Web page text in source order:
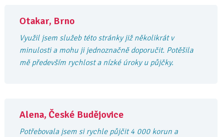
Otakar, Brno
Využil jsem služeb této stránky již několikrát v
minulosti a mohu ji jednoznačně doporučit. Potěšila
mě především rychlost a nízké úroky u půjčky.
Alena, České Budějovice
Potřebovala jsem si rychle půjčit 4 000 korun a